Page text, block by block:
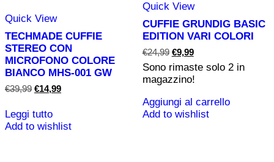
Quick View
TECHMADE CUFFIE
STEREO CON
MICROFONO COLORE
BIANCO MHS-001 GW
€39,99 Il
era:
€39,99.
€14,99Il
€14,99.
Leggi tutto
Add to wishlist
Quick View
CUFFIE GRUNDIG BASIC
EDITION VARI COLORI
€24,99 Il
prezzo
originale
era:
€9,99Il
prezzo
attuale
è:
Sono rimaste solo 2in
magazzino!
Aggiungi al carrello
Add to wishlist